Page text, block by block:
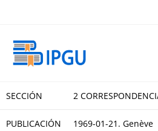
SECCIÓN 2
PUBLICACIÓN 1969-01-21. Genève